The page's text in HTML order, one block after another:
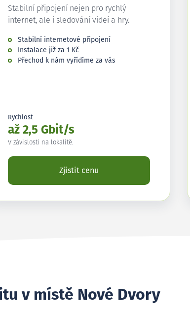
Stabilní připojení nejen pro rychlý
internet, ale i sledování videí a hry.
Stabilní internetové připojení
Instalace již za 1 Kč
Přechod k nám vyřídíme za vás
Rychlost
až 2,5 Gbit/s
V závislosti na lokalitě.
Zjistit cenu
v místě Nové Dvory